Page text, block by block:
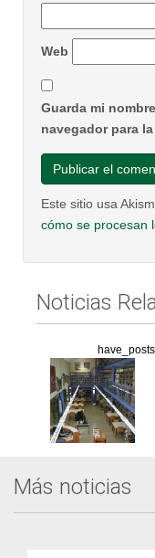
Web
Guarda mi
navegador para
Este sitio usa
cómo se procesan
Noticias
Más noticias